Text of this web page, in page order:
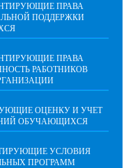
ПРАВА
ПОДДЕРЖКИ
ПРАВА
РАБОТНИКОВ
ОЦЕНКУ И УЧЕТ
ОБУЧАЮЩИХСЯ
УСЛОВИЯ
ПРОГРАММ